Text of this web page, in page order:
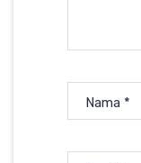
Nama *